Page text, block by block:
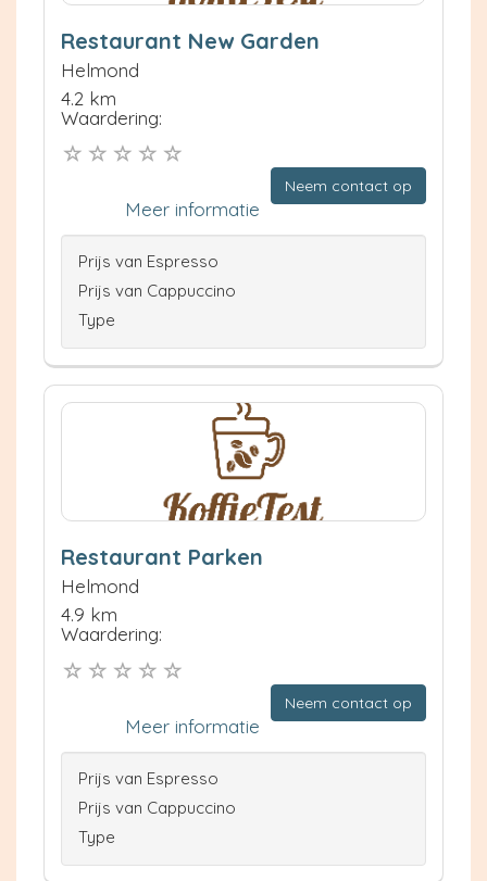
Restaurant New Garden
Helmond
4.2 km
Waardering:
Neem contact op
Meer informatie
Prijs van Espresso
Prijs van Cappuccino
Type
Restaurant Parken
Helmond
4.9 km
Waardering:
Neem contact op
Meer informatie
Prijs van Espresso
Prijs van Cappuccino
Type